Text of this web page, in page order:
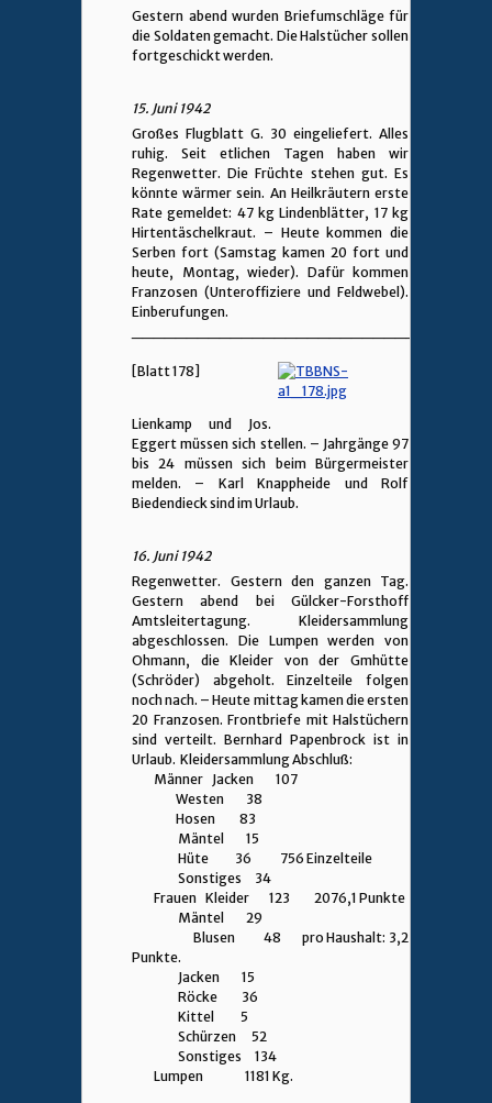
Gestern abend wurden Briefumschläge für
die Soldaten gemacht. Die Halstücher sollen
fortgeschickt werden.
15. Juni 1942
Großes Flugblatt G. 30 eingeliefert. Alles
ruhig. Seit etlichen Tagen haben wir
Regenwetter. Die Früchte stehen gut. Es
könnte wärmer sein. An Heilkräutern erste
Rate gemeldet: 47 kg Lindenblätter, 17 kg
Hirtentäschelkraut. – Heute kommen die
Serben fort (Samstag kamen 20 fort und
heute, Montag, wieder). Dafür kommen
Franzosen (Unteroffiziere und Feldwebel).
Einberufungen.
[Blatt 178]
Lienkamp und Jos.
Eggert müssen sich stellen. – Jahrgänge 97
bis 24 müssen sich beim Bürgermeister
melden. – Karl Knappheide und Rolf
Biedendieck sind im Urlaub.
16. Juni 1942
Regenwetter. Gestern den ganzen Tag.
Gestern abend bei Gülcker-Forsthoff
Amtsleitertagung. Kleidersammlung
abgeschlossen. Die Lumpen werden von
Ohmann, die Kleider von der Gmhütte
(Schröder) abgeholt. Einzelteile folgen
noch nach. – Heute mittag kamen die ersten
20 Franzosen. Frontbriefe mit Halstüchern
sind verteilt. Bernhard Papenbrock ist in
Urlaub. Kleidersammlung Abschluß:
Männer Jacken 107
Westen 38
Hosen 83
Mäntel 15
Hüte 36 756 Einzelteile
Sonstiges 34
Frauen Kleider 123 2076,1 Punkte
Mäntel 29
Blusen 48 pro Haushalt: 3,2
Punkte.
Jacken 15
Röcke 36
Kittel 5
Schürzen 52
Sonstiges 134
Lumpen 1181 Kg.